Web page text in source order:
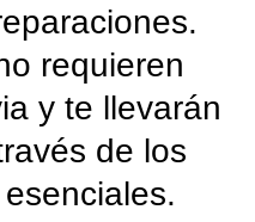
requieren
y te llevarán
de los